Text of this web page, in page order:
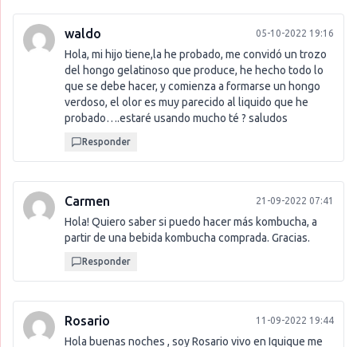
waldo 05-10-2022 19:16
Hola, mi hijo tiene,la he probado, me convidó un trozo
del hongo gelatinoso que produce, he hecho todo lo
que se debe hacer, y comienza a formarse un hongo
verdoso, el olor es muy parecido al liquido que he
probado….estaré usando mucho té ? saludos
Responder
Carmen 21-09-2022 07:41
Hola! Quiero saber si puedo hacer más kombucha, a
partir de una bebida kombucha comprada. Gracias.
Responder
Rosario 11-09-2022 19:44
Hola buenas noches , soy Rosario vivo en Iquique me